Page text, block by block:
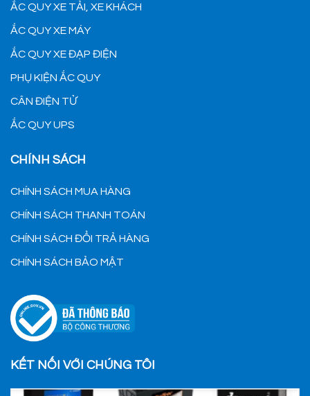
ẮC QUY XE TẢI, XE KHÁCH
ẮC QUY XE MÁY
ẮC QUY XE ĐẠP ĐIỆN
PHỤ KIỆN ẮC QUY
CÂN ĐIỆN TỬ
ẮC QUY UPS
CHÍNH SÁCH
CHÍNH SÁCH MUA HÀNG
CHÍNH SÁCH THANH TOÁN
CHÍNH SÁCH ĐỔI TRẢ HÀNG
CHÍNH SÁCH BẢO MẬT
KẾT NỐI VỚI CHÚNG TÔI